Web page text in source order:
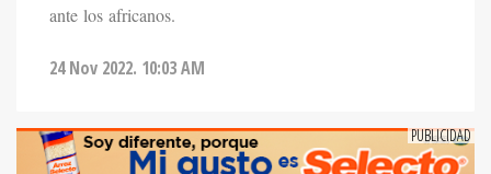
ante los africanos.
24 Nov 2022. 10:03 AM